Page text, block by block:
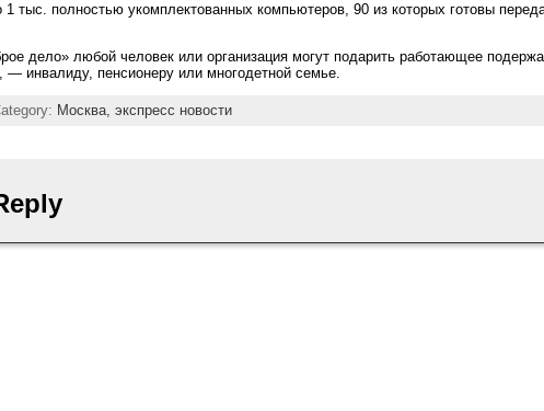
тыс. полностью укомплектованных компьютеров, 90 из которых готовы
дело» любой человек или организация могут подарить работающее
— инвалиду, пенсионеру или многодетной семье.
Москва, экспресс новости